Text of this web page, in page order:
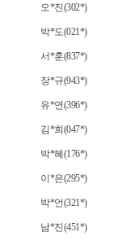
오*진(302*)
박*도(021*)
서*훈(837*)
장*규(943*)
유*연(396*)
김*희(047*)
박*혜(176*)
이*은(295*)
박*언(321*)
남*진(451*)